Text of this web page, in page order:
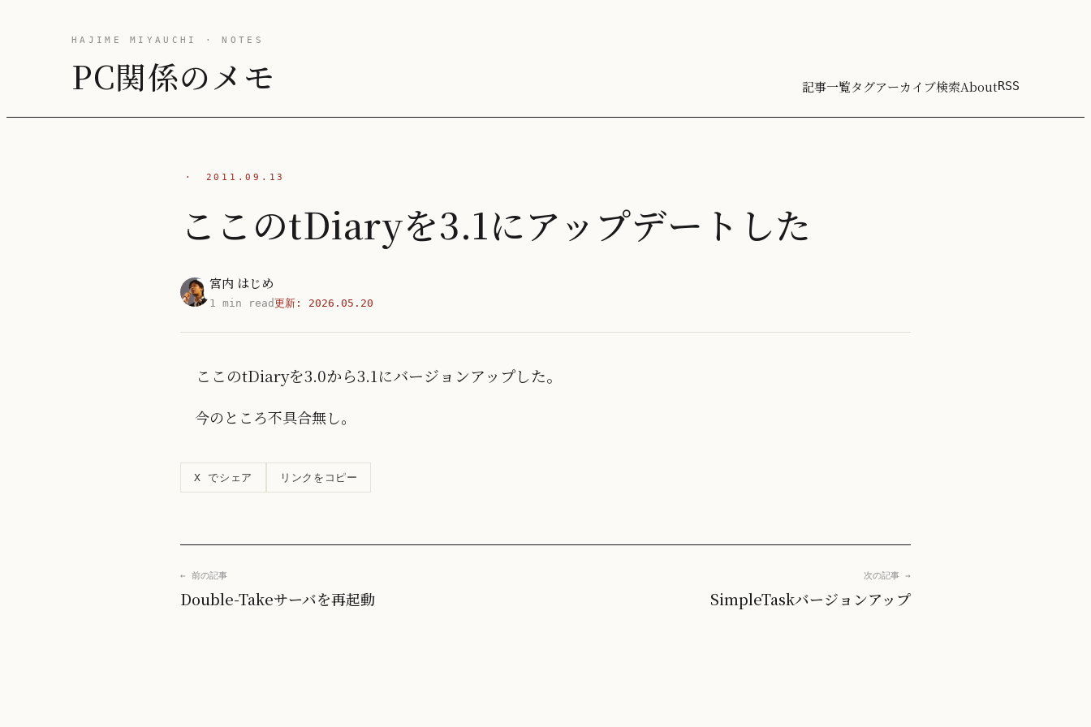
HAJIME MIYAUCHI · NOTES
PC関係のメモ 記事一覧タグアーカイブ検索AboutRSS
· 2011.09.13
ここのtDiaryを3.1にアップデートした
宮内 はじめ
1 min read更新: 2026.05.20
ここのtDiaryを3.0から3.1にバージョンアップした。
今のところ不具合無し。
X でシェア リンクをコピー
← 前の記事
Double-Takeサーバを再起動
次の記事 →
SimpleTaskバージョンアップ